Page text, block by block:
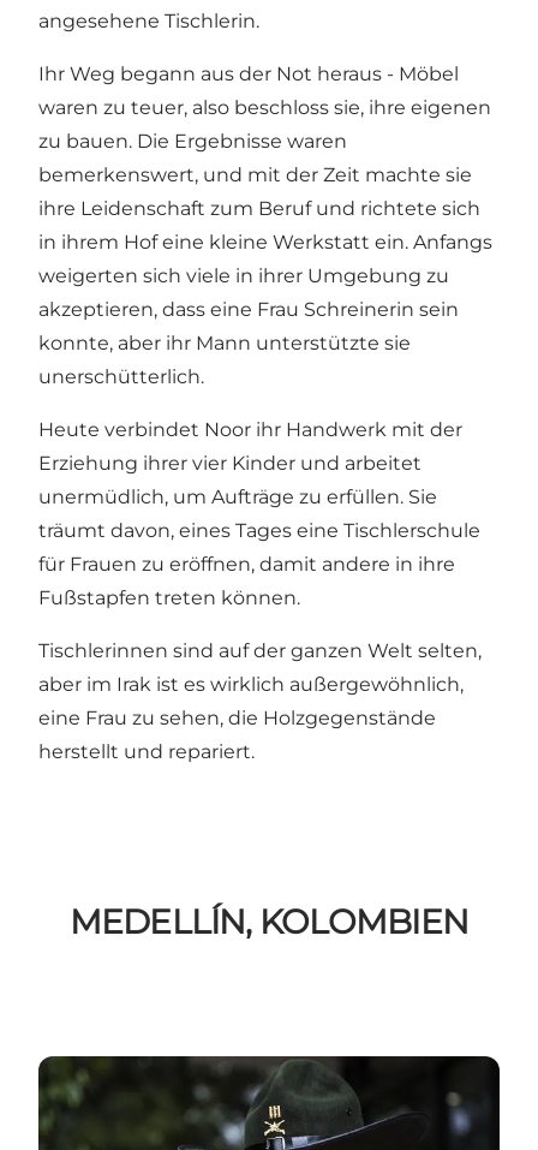
angesehene Tischlerin.
Ihr Weg begann aus der Not heraus - Möbel
waren zu teuer, also beschloss sie, ihre eigenen
zu bauen. Die Ergebnisse waren
bemerkenswert, und mit der Zeit machte sie
ihre Leidenschaft zum Beruf und richtete sich
in ihrem Hof eine kleine Werkstatt ein. Anfangs
weigerten sich viele in ihrer Umgebung zu
akzeptieren, dass eine Frau Schreinerin sein
konnte, aber ihr Mann unterstützte sie
unerschütterlich.
Heute verbindet Noor ihr Handwerk mit der
Erziehung ihrer vier Kinder und arbeitet
unermüdlich, um Aufträge zu erfüllen. Sie
träumt davon, eines Tages eine Tischlerschule
für Frauen zu eröffnen, damit andere in ihre
Fußstapfen treten können.
Tischlerinnen sind auf der ganzen Welt selten,
aber im Irak ist es wirklich außergewöhnlich,
eine Frau zu sehen, die Holzgegenstände
herstellt und repariert.
MEDELLÍN, KOLOMBIEN